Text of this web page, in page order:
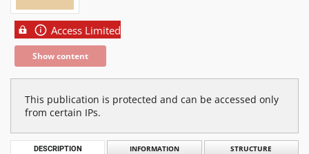
Access Limited
Show content
This publication is protected and can be accessed only
from certain IPs.
DESCRIPTION INFORMATION STRUCTURE